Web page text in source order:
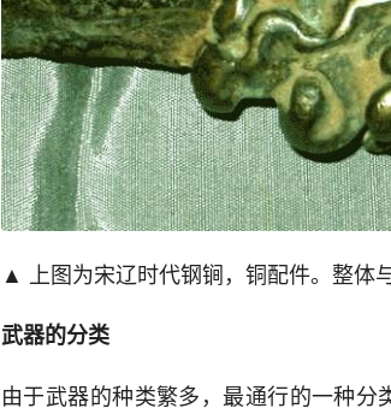
▲ 上图为宋辽时代钢锏，铜配件。整体
武器的分类
由于武器的种类繁多，最通行的一种